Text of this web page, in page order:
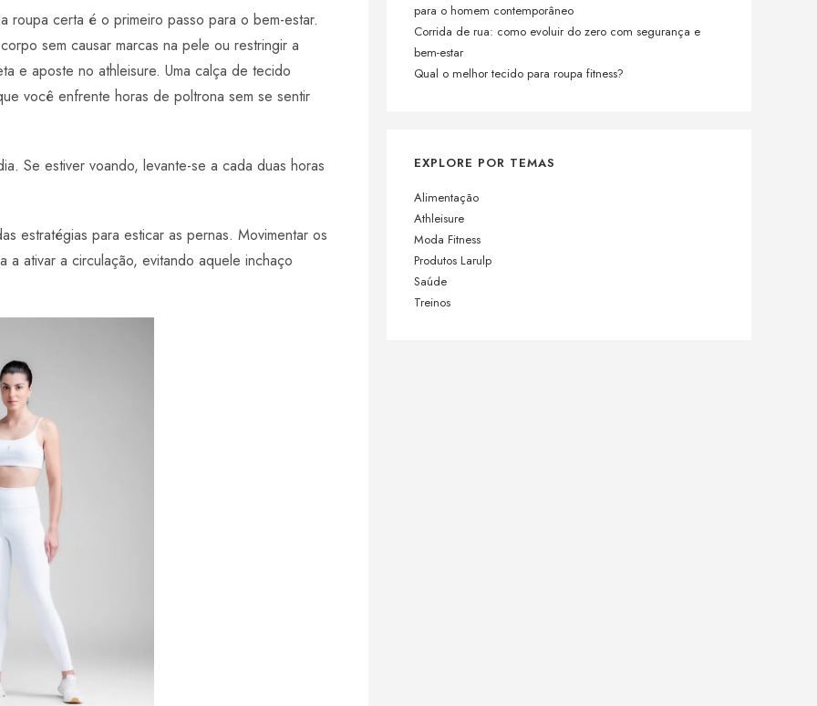
roupa certa é o primeiro passo para o bem-estar.
sem causar marcas na pele ou restringir a
e aposte no athleisure. Uma calça de tecido
você enfrente horas de poltrona sem se sentir
Se estiver voando, levante-se a cada duas horas
estratégias para esticar as pernas. Movimentar os
ativar a circulação, evitando aquele inchaço
para o homem contemporâneo
Corrida de rua: como evoluir do zero com segurança e
bem-estar
Qual o melhor tecido para roupa fitness?
EXPLORE POR TEMAS
Alimentação
Athleisure
Moda Fitness
Produtos Larulp
Saúde
Treinos